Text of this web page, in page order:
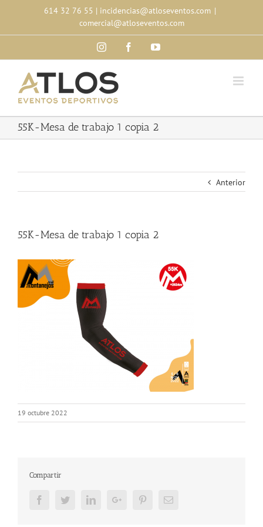
content
614 32 76 55 | incidencias@atloseventos.com |
comercial@atloseventos.com
InstagramFacebookYouTube
55K-Mesa de trabajo 1 copia 2
Anterior
55K-Mesa de trabajo 1 copia 2
19 octubre 2022
Compartir
FacebookTwitterLinkedInGoogle+ PinterestEmail